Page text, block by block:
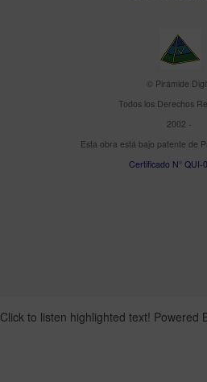
© Pirámide
Todos los Derechos
2002 -
Esta obra está bajo patente de
Certificado N° QUI-
Click to listen highlighted text! Powered